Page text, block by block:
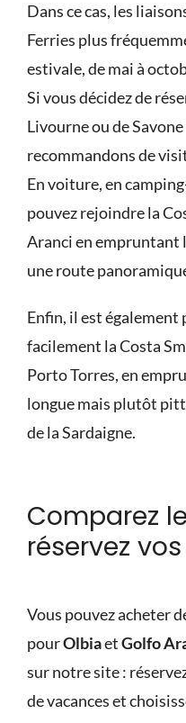
Dans ce cas, les
Ferries plus
estivale, de mai à
Si vous décidez de
Livourne ou de
recommandons de
En voiture, en
pouvez rejoindre la
Aranci en empruntant
une route
Enfin, il est
facilement la Costa
Porto Torres, en
longue mais plutôt
de la Sardaigne.
Comparez
réservez
Vous pouvez acheter
pourOlbiaetGolfo
sur notre site :
de vacances et